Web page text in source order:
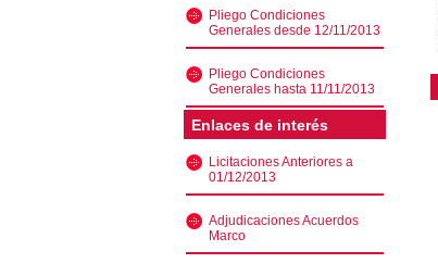
Pliego Condiciones
Generales desde 12/11/2013
Pliego Condiciones
Generales hasta 11/11/2013
Enlaces de interés
Licitaciones Anteriores a
01/12/2013
Adjudicaciones Acuerdos
Marco